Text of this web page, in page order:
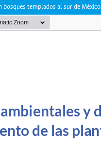
bosques templados al sur de México